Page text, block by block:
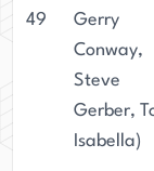
49
Gerry
Conway,
Steve
Gerber,
Isabella)